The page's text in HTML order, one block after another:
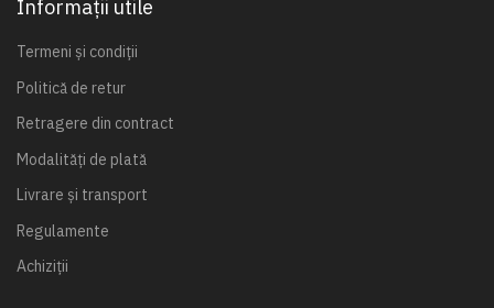
Informații utile
Termeni și condiții
Politică de retur
Retragere din contract
Modalități de plată
Livrare și transport
Regulamente
Achiziții